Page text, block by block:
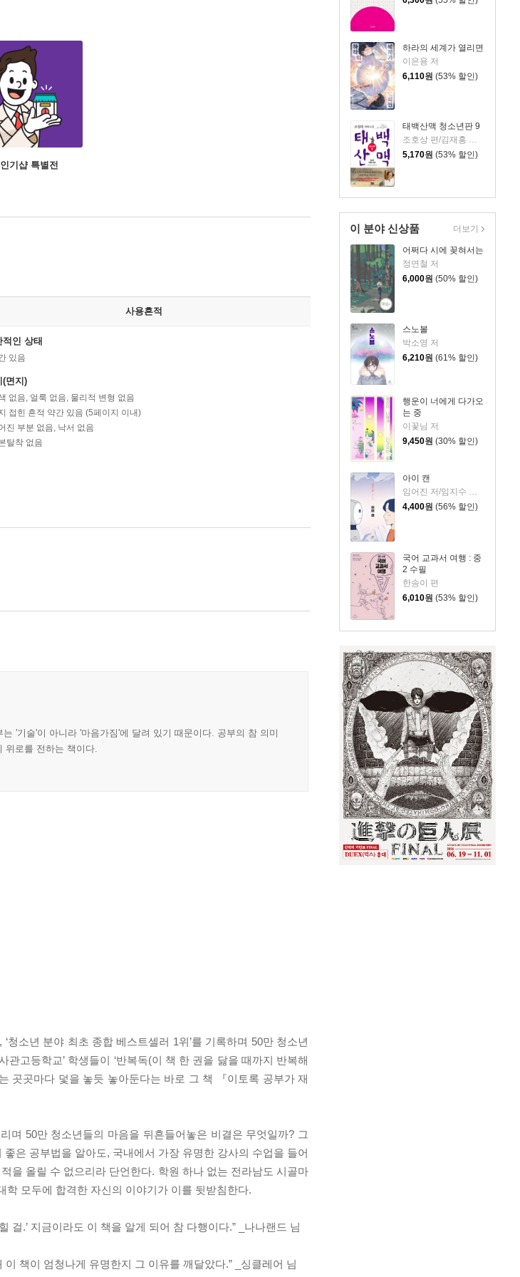
하라의 세계가 열리면
이은용 저
6,110원 (53% 할인)
태백산맥 청소년판 9
조호상 편/김재홍 그림/조정래 원저
5,170원 (53% 할인)
이 분야 신상품
어쩌다 시에 꽂혀서는
정연철 저
6,000원 (50% 할인)
스노볼
박소영 저
6,210원 (61% 할인)
행운이 너에게 다가오
는 중
이꽃님 저
9,450원 (30% 할인)
아이 캔
임어진 저/임지수 그림
4,400원 (56% 할인)
국어 교과서 여행 : 중
2 수필
한송이 편
6,010원 (53% 할인)
더보기
기샵 특별전
사용흔적
적인 상태
있음
(면지)
없음, 얼룩 없음, 물리적 변형 없음
접힌 흔적 약간 있음 (5페이지 이내)
진 부분 없음, 낙서 없음
탈착 없음
'기술'이 아니라 '마음가짐'에 달려 있기 때문이다. 공부의 참 의미
위로를 전하는 책이다.
청소년 분야 최초 종합 베스트셀러 1위’를 기록하며 50만 청소년
고등학교’ 학생들이 ‘반복독(이 책 한 권을 닳을 때까지 반복해
곳곳마다 덫을 놓듯 놓아둔다는 바로 그 책 『이토록 공부가 재
며 50만 청소년들의 마음을 뒤흔들어놓은 비결은 무엇일까? 그
은 공부법을 알아도, 국내에서 가장 유명한 강사의 수업을 들어
을 올릴 수 없으리라 단언한다. 학원 하나 없는 전라남도 시골마
학 모두에 합격한 자신의 이야기가 이를 뒷받침한다.
걸.’ 지금이라도 이 책을 알게 되어 참 다행이다.” _나나랜드 님
책이 엄청나게 유명한지 그 이유를 깨달았다.” _싱클레어 님